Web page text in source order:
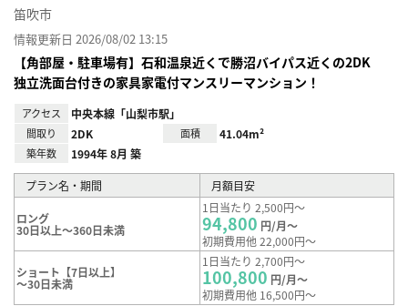
笛吹市
情報更新日 2026/08/02 13:15
【角部屋・駐車場有】石和温泉近くで勝沼バイパス近くの2DK
独立洗面台付きの家具家電付マンスリーマンション！
アクセス 中央本線「山梨市駅」
間取り 2DK 面積 41.04m²
築年数 1994年 8月 築
プラン名・期間 月額目安
ロング
30日以上～360日未満
1日当たり 2,500円～
94,800 円/月～
初期費用他 22,000円～
ショート【7日以上】
～30日未満
1日当たり 2,700円～
100,800 円/月～
初期費用他 16,500円～